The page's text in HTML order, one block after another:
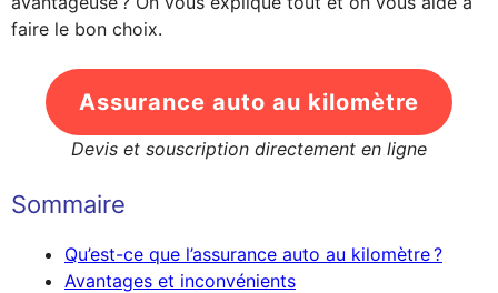
faire le bon choix.
Assurance auto au kilomètre
Devis et souscription directement en ligne
Sommaire
Qu’est-ce que l’assurance auto au kilomètre ?
Avantages et inconvénients